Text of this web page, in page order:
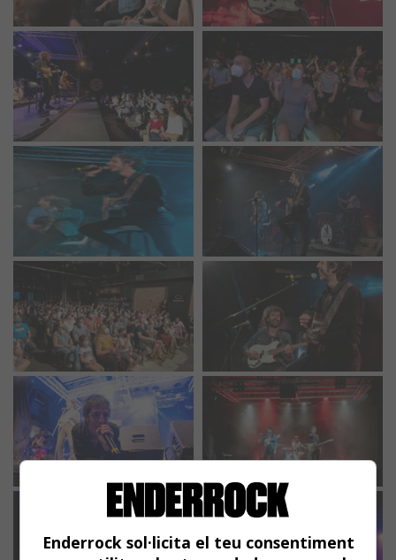
Enderrock sol·licita el teu consentiment